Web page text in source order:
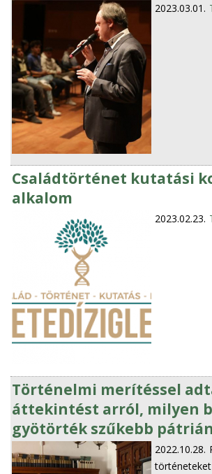
2023.03.01.
Családtörténet kutatási
alkalom
2023.02.23.
Történelmi merítéssel
áttekintést arról, milyen
gyötörték szűkebb
2022.10.28.